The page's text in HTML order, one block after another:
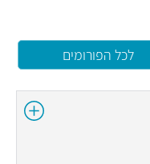
לכל הפורומים